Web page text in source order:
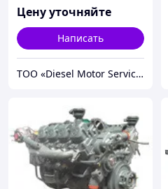
Цену уточняйте
Написать
TOO «Diesel Motor Service»